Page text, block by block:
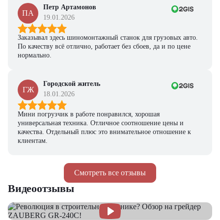
Смотреть все отзывы
ПА
Петр Артамонов
19.01.2026
Заказывал здесь шиномонтажный станок для грузовых авто.
По качеству всё отлично, работает без сбоев, да и по цене
нормально.
ГЖ
Городской житель
18.01.2026
Мини погрузчик в работе понравился, хорошая
универсальная техника. Отличное соотношение цены и
качества. Отдельный плюс это внимательное отношение к
клиентам.
Видеоотзывы